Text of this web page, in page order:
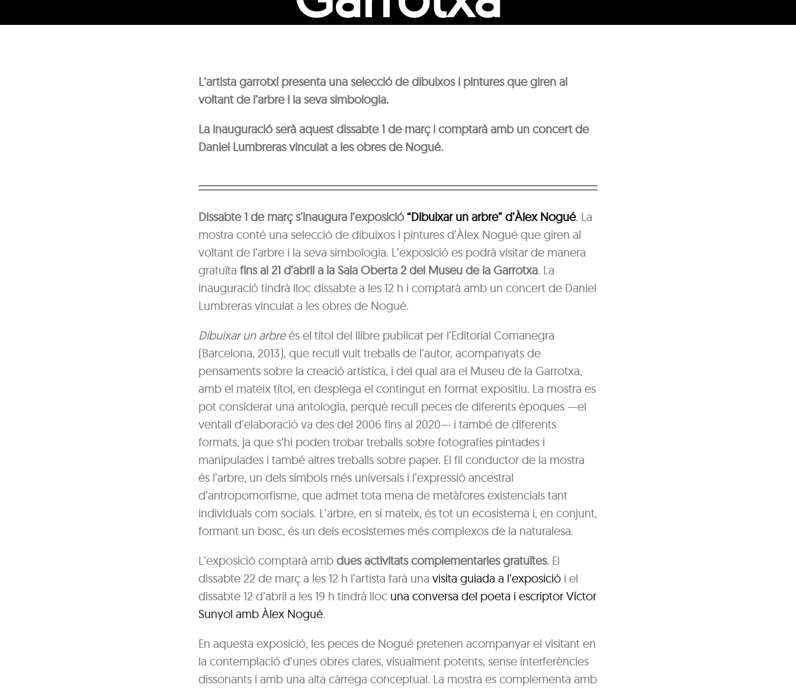
L’artista garrotxí presenta una selecció de dibuixos i pintures que giren al
voltant de l’arbre i la seva simbologia.
La inauguració serà aquest dissabte 1 de març i comptarà amb un concert de
Daniel Lumbreras vinculat a les obres de Nogué.
Dissabte 1 de març s’inaugura l’exposició“Dibuixar un arbre” d’Àlex Nogué. La
mostra conté una selecció de dibuixos i pintures d’Àlex Nogué que giren al
voltant de l’arbre i la seva simbologia. L’exposició es podrà visitar de manera
gratuïta fins al 21 d’abril a la Sala Oberta 2 del Museu de la Garrotxa. La
inauguració tindrà lloc dissabte a les 12 h i comptarà amb un concert de Daniel
Lumbreras vinculat a les obres de Nogué.
Dibuixar un arbreés el títol del llibre publicat per l’Editorial Comanegra
(Barcelona, 2013), que recull vuit treballs de l’autor, acompanyats de
pensaments sobre la creació artística, i del qual ara el Museu de la Garrotxa,
amb el mateix títol, en desplega el contingut en format expositiu. La mostra es
pot considerar una antologia, perquè recull peces de diferents èpoques —el
ventall d’elaboració va des del 2006 fins al 2020— i també de diferents
formats, ja que s’hi poden trobar treballs sobre fotografies pintades i
manipulades i també altres treballs sobre paper. El fil conductor de la mostra
és l’arbre, un dels símbols més universals i l’expressió ancestral
d’antropomorfisme, que admet tota mena de metàfores existencials tant
individuals com socials. L’arbre, en si mateix, és tot un ecosistema i, en conjunt,
formant un bosc, és un dels ecosistemes més complexos de la naturalesa.
L’exposició comptarà amb dues activitats complementaries gratuïtes. El
dissabte 22 de març a les 12 h l’artista farà una visita guiada a l’exposiciói el
dissabte 12 d’abril a les 19 h tindrà lloc una conversa del poeta i escriptor Víctor
Sunyol amb Àlex Nogué.
En aquesta exposició, les peces de Nogué pretenen acompanyar el visitant en
la contemplació d’unes obres clares, visualment potents, sense interferències
dissonants i amb una alta càrrega conceptual. La mostra es complementa amb